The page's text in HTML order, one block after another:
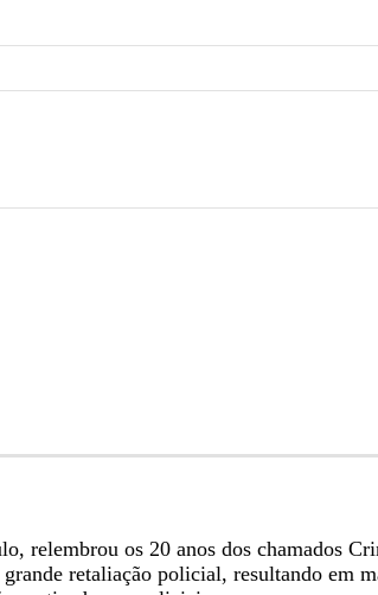
relembrou os 20 anos dos chamados
retaliação policial, resultando em